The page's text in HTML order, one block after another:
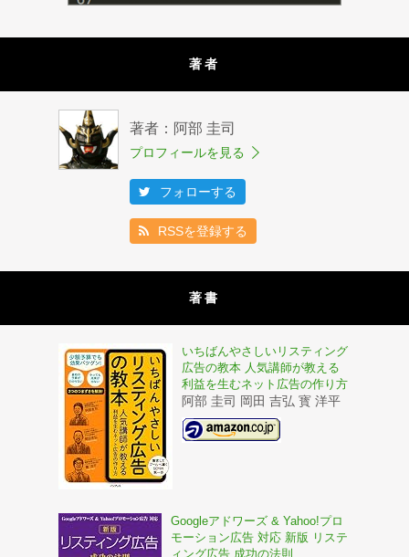
著者
著者：阿部 圭司
プロフィールを見る
フォローする
RSSを登録する
著書
いちばんやさしいリスティング
広告の教本 人気講師が教える
利益を生むネット広告の作り方
阿部 圭司 岡田 吉弘 寳 洋平
Googleアドワーズ & Yahoo!プロ
モーション広告 対応 新版 リステ
ィング広告 成功の法則